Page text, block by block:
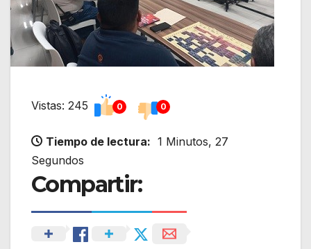
Vistas: 245 0 0
Tiempo de lectura: 1 Minutos, 27
Segundos
Compartir: